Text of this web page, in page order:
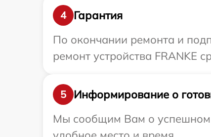
4
Гарантия
По окончании ремонта и
ремонт устройства FRANKE
5
Информирование о
Мы сообщим Вам о успешном